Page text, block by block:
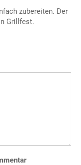
zubereiten. Der
Grillfest.